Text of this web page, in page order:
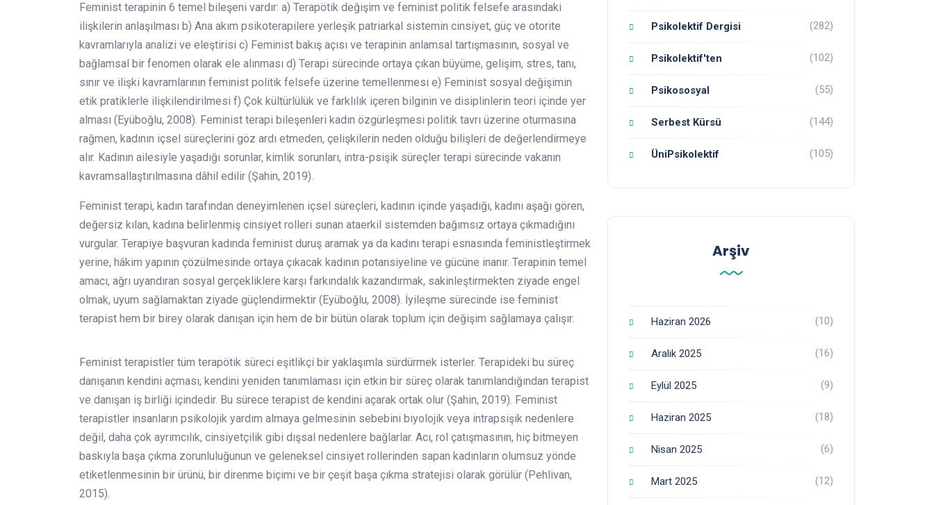
Feminist terapinin 6 temel bileşeni vardır: a) Terapötik değişim ve feminist politik felsefe arasındaki
ilişkilerin anlaşılması b) Ana akım psikoterapilere yerleşik patriarkal sistemin cinsiyet, güç ve otorite
kavramlarıyla analizi ve eleştirisi c) Feminist bakış açısı ve terapinin anlamsal tartışmasının, sosyal ve
bağlamsal bir fenomen olarak ele alınması d) Terapi sürecinde ortaya çıkan büyüme, gelişim, stres, tanı,
sınır ve ilişki kavramlarının feminist politik felsefe üzerine temellenmesi e) Feminist sosyal değişimin
etik pratiklerle ilişkilendirilmesi f) Çok kültürlülük ve farklılık içeren bilginin ve disiplinlerin teori içinde yer
alması (Eyüboğlu, 2008). Feminist terapi bileşenleri kadın özgürleşmesi politik tavrı üzerine oturmasına
rağmen, kadının içsel süreçlerini göz ardı etmeden, çelişkilerin neden olduğu bilişleri de değerlendirmeye
alır. Kadının ailesiyle yaşadığı sorunlar, kimlik sorunları, intra-psişik süreçler terapi sürecinde vakanın
kavramsallaştırılmasına dâhil edilir (Şahin, 2019).
Feminist terapi, kadın tarafından deneyimlenen içsel süreçleri, kadının içinde yaşadığı, kadını aşağı gören,
değersiz kılan, kadına belirlenmiş cinsiyet rolleri sunan ataerkil sistemden bağımsız ortaya çıkmadığını
vurgular. Terapiye başvuran kadında feminist duruş aramak ya da kadını terapi esnasında feministleştirmek
yerine, hâkim yapının çözülmesinde ortaya çıkacak kadının potansiyeline ve gücüne inanır. Terapinin temel
amacı, ağrı uyandıran sosyal gerçekliklere karşı farkındalık kazandırmak, sakinleştirmekten ziyade engel
olmak, uyum sağlamaktan ziyade güçlendirmektir (Eyüboğlu, 2008). İyileşme sürecinde ise feminist
terapist hem bir birey olarak danışan için hem de bir bütün olarak toplum için değişim sağlamaya çalışır.
Feminist terapistler tüm terapötik süreci eşitlikçi bir yaklaşımla sürdürmek isterler. Terapideki bu süreç
danışanın kendini açması, kendini yeniden tanımlaması için etkin bir süreç olarak tanımlandığından terapist
ve danışan iş birliği içindedir. Bu sürece terapist de kendini açarak ortak olur (Şahin, 2019). Feminist
terapistler insanların psikolojik yardım almaya gelmesinin sebebini biyolojik veya intrapsişik nedenlere
değil, daha çok ayrımcılık, cinsiyetçilik gibi dışsal nedenlere bağlarlar. Acı, rol çatışmasının, hiç bitmeyen
baskıyla başa çıkma zorunluluğunun ve geleneksel cinsiyet rollerinden sapan kadınların olumsuz yönde
etiketlenmesinin bir ürünü, bir direnme biçimi ve bir çeşit başa çıkma stratejisi olarak görülür (Pehlivan,
2015).
Psikolektif Dergisi (282)
Psikolektif'ten (102)
Psikososyal (55)
Serbest Kürsü (144)
ÜniPsikolektif (105)
Arşiv
Haziran 2026 (10)
Aralık 2025 (16)
Eylül 2025 (9)
Haziran 2025 (18)
Nisan 2025 (6)
Mart 2025 (12)